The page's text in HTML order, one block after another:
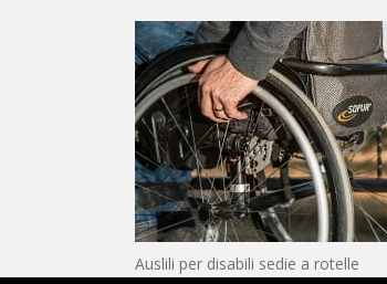
Auslili per disabili sedie a rotelle